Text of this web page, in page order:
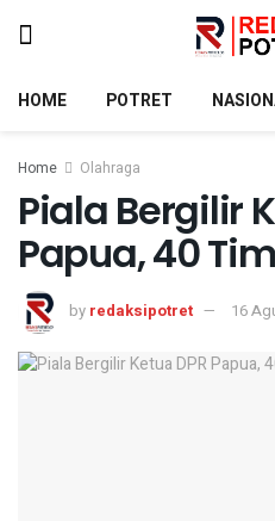
HOME POTRET
Home Olahraga
Piala Bergilir
Papua, 40
by redaksipotret 16